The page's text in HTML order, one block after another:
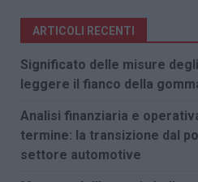
ARTICOLI RECENTI
Significato delle misure
leggere il fianco della
Analisi finanziaria e
termine: la transizione dal
settore automotive